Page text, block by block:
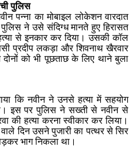
पुलिस
पन्ना का मोबाइल लोकेशन वारदात
ने उसे संदिग्ध मानते हुए हिरासत
से इनकार कर दिया। उसकी कॉल
प्रदीप लकड़ा और शिवनाथ खैरवार
को भी पूछताछ के लिए थाने बुला
कि नवीन ने उनसे हत्या में सहयोग
इस पर पुलिस ने सख्ती से नवीन से
की हत्या करना स्वीकार कर लिया।
दिन उसने पुजारी का पत्थर से सिर
भाग निकला था।